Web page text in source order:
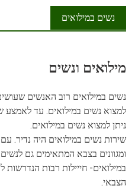
נשים במילואים
מילואים ונשים
נשים במילואים רוב האנשים
למצוא נשים במילואים. עד
ניתן למצוא נשים במילואים.
שירות נשים במילואים היה נדיר.
ומגוונים בצבא המתאימים גם
במילואים- חייילות רבות
הצבאי.